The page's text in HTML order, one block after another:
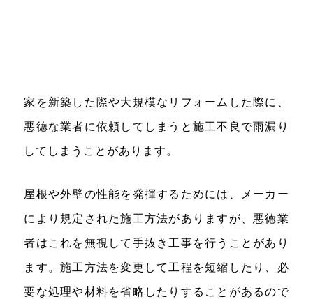
家を新築した際や大規模なリフォームした際に、
悪徳な業者に依頼してしまうと施工不良で雨漏り
してしまうことがあります。
屋根や外壁の性能を発揮するためには、メーカー
により規定された施工方法がありますが、悪徳業
者はこれを無視して手抜き工事を行うことがあり
ます。施工方法を変更して工程を短縮したり、必
要な処理や材料を省略したりすることがあるので